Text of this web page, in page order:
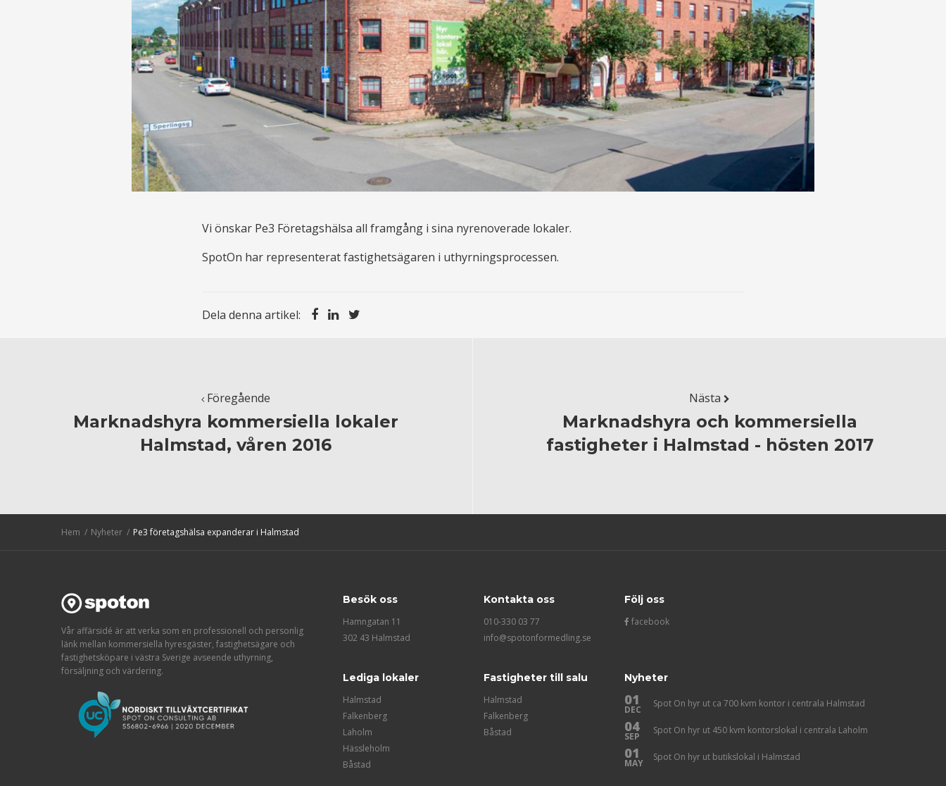
Vi önskar Pe3 Företagshälsa all framgång i sina nyrenoverade lokaler.
SpotOn har representerat fastighetsägaren i uthyrningsprocessen.
Dela denna artikel:
Föregående
Marknadshyra kommersiella lokaler
Halmstad, våren 2016
Nästa
Marknadshyra och kommersiella
fastigheter i Halmstad - hösten 2017
Hem Nyheter Pe3 företagshälsa expanderar i Halmstad
Vår affärsidé är att verka som en professionell och personlig
länk mellan kommersiella hyresgäster, fastighetsägare och
fastighetsköpare i västra Sverige avseende uthyrning,
försäljning och värdering.
Besök oss
Hamngatan 11
302 43 Halmstad
Kontakta oss
010-330 03 77
info@spotonformedling.se
Följ oss
facebook
Lediga lokaler
Halmstad
Falkenberg
Laholm
Hässleholm
Båstad
Fastigheter till salu
Halmstad
Falkenberg
Båstad
Nyheter
01
DEC Spot On hyr ut ca 700 kvm kontor i centrala Halmstad
04
SEP Spot On hyr ut 450 kvm kontorslokal i centrala Laholm
01
MAY Spot On hyr ut butikslokal i Halmstad